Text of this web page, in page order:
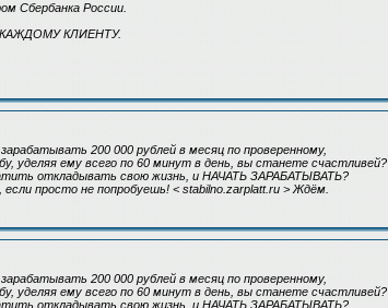
Сбербанка России.
КЛИЕНТУ.
200 000 рублей в месяц по проверенному,
уделяя ему всего по 60 минут в день, вы станете счастливей?
откладывать свою жизнь, и НАЧАТЬ ЗАРАБАТЫВАТЬ?
просто не попробуешь! < stabilno.zarplatt.ru > Ждём.
200 000 рублей в месяц по проверенному,
уделяя ему всего по 60 минут в день, вы станете счастливей?
откладывать свою жизнь, и НАЧАТЬ ЗАРАБАТЫВАТЬ?